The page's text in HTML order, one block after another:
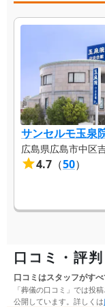
サンセルモ玉泉
広島県広島市中区
4.7 （50）
口コミ・評判
口コミはスタッフがす
「葬儀の口コミ」では投
公開しています。詳しくは